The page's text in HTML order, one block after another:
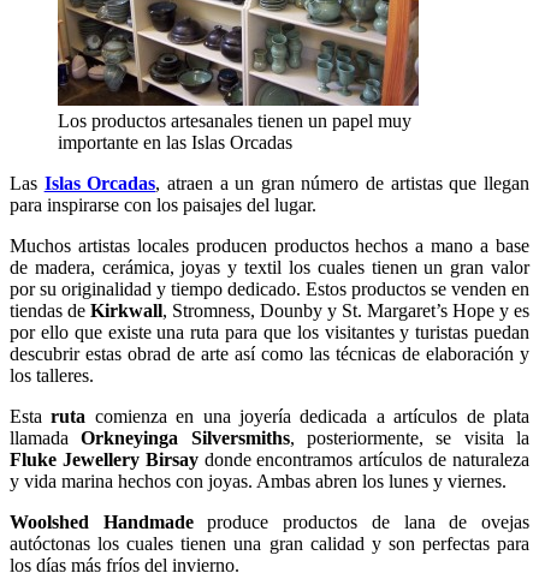
Los productos artesanales tienen un papel muy
importante en las Islas Orcadas
Las Islas Orcadas, atraen a un gran número de artistas que llegan
para inspirarse con los paisajes del lugar.
Muchos artistas locales producen productos hechos a mano a base
de madera, cerámica, joyas y textil los cuales tienen un gran valor
por su originalidad y tiempo dedicado. Estos productos se venden en
tiendas de Kirkwall, Stromness, Dounby y St. Margaret’s Hope y es
por ello que existe una ruta para que los visitantes y turistas puedan
descubrir estas obrad de arte así como las técnicas de elaboración y
los talleres.
Estaruta comienza en una joyería dedicada a artículos de plata
llamadaOrkneyinga Silversmiths, posteriormente, se visita la
Fluke Jewellery Birsaydonde encontramos artículos de naturaleza
y vida marina hechos con joyas. Ambas abren los lunes y viernes.
Woolshed Handmadeproduce productos de lana de ovejas
autóctonas los cuales tienen una gran calidad y son perfectas para
los días más fríos del invierno.